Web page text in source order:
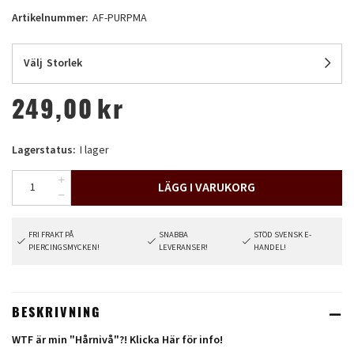
Artikelnummer: AF-PURPMA
Välj Storlek
249,00 kr
Lagerstatus: I lager
LÄGG I VARUKORG
FRI FRAKT PÅ
PIERCINGSMYCKEN!
SNABBA
LEVERANSER!
STÖD SVENSK E-
HANDEL!
BESKRIVNING
WTF är min "Hårnivå"?! Klicka Här för info!